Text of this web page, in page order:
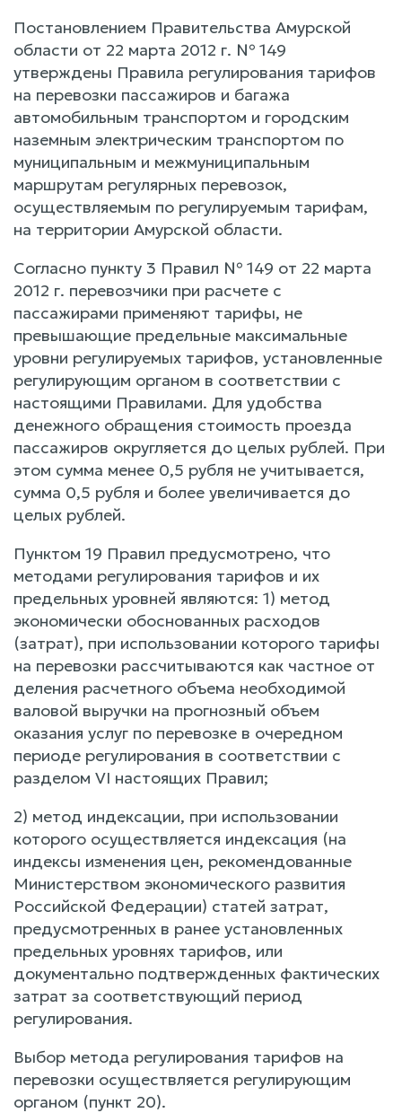
Постановлением Правительства Амурской
области от 22 марта 2012 г. № 149
утверждены Правила регулирования тарифов
на перевозки пассажиров и багажа
автомобильным транспортом и городским
наземным электрическим транспортом по
муниципальным и межмуниципальным
маршрутам регулярных перевозок,
осуществляемым по регулируемым тарифам,
на территории Амурской области.
Согласно пункту 3 Правил № 149 от 22 марта
2012 г. перевозчики при расчете с
пассажирами применяют тарифы, не
превышающие предельные максимальные
уровни регулируемых тарифов, установленные
регулирующим органом в соответствии с
настоящими Правилами. Для удобства
денежного обращения стоимость проезда
пассажиров округляется до целых рублей. При
этом сумма менее 0,5 рубля не учитывается,
сумма 0,5 рубля и более увеличивается до
целых рублей.
Пунктом 19 Правил предусмотрено, что
методами регулирования тарифов и их
предельных уровней являются: 1) метод
экономически обоснованных расходов
(затрат), при использовании которого тарифы
на перевозки рассчитываются как частное от
деления расчетного объема необходимой
валовой выручки на прогнозный объем
оказания услуг по перевозке в очередном
периоде регулирования в соответствии с
разделом VI настоящих Правил;
2) метод индексации, при использовании
которого осуществляется индексация (на
индексы изменения цен, рекомендованные
Министерством экономического развития
Российской Федерации) статей затрат,
предусмотренных в ранее установленных
предельных уровнях тарифов, или
документально подтвержденных фактических
затрат за соответствующий период
регулирования.
Выбор метода регулирования тарифов на
перевозки осуществляется регулирующим
органом (пункт 20).